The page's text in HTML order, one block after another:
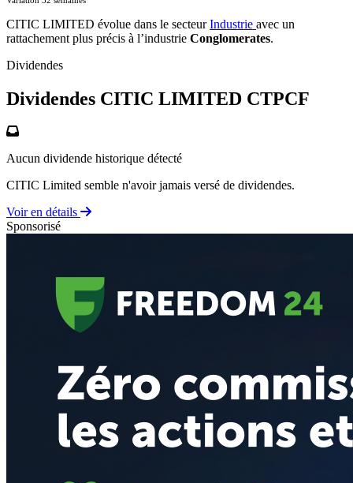
CITIC LIMITED évolue dans le secteurIndustrie avec un
rattachement plus précis à l’industrie Conglomerates.
Dividendes
Dividendes CITIC LIMITED CTPCF
Aucun dividende historique détecté
CITIC Limited semble n'avoir jamais versé de dividendes.
Voir en détails
Sponsorisé